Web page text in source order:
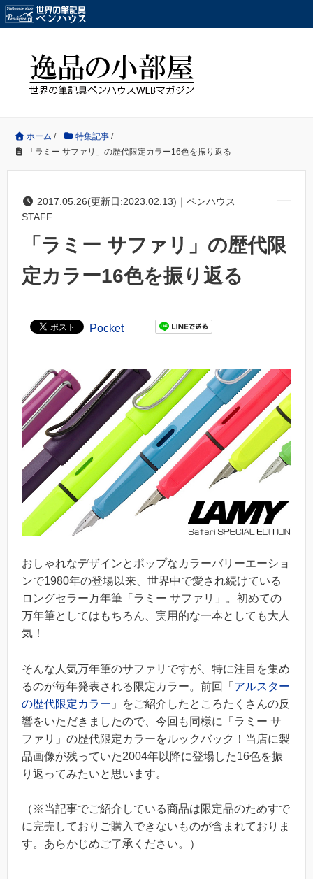
ホーム / 特集記事 /
「ラミー サファリ」の歴代限定カラー16色を振り返る
2017.05.26(更新日:2023.02.13)｜ペンハウス
STAFF
「ラミー サファリ」の歴代限
定カラー16色を振り返る
Pocket
おしゃれなデザインとポップなカラーバリーエーショ
ンで1980年の登場以来、世界中で愛され続けている
ロングセラー万年筆「ラミー サファリ」。初めての
万年筆としてはもちろん、実用的な一本としても大人
気！
そんな人気万年筆のサファリですが、特に注目を集め
るのが毎年発表される限定カラー。前回「 アルスター
の歴代限定カラー 」をご紹介したところたくさんの反
響をいただきましたので、今回も同様に「ラミー サ
ファリ」の歴代限定カラーをルックバック！当店に製
品画像が残っていた2004年以降に登場した16色を振
り返ってみたいと思います。
（※当記事でご紹介している商品は限定品のためすで
に完売しておりご購入できないものが含まれておりま
す。あらかじめご了承ください。）